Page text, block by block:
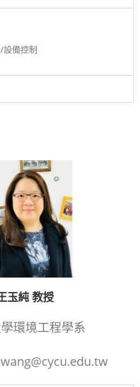
設備控制
玉純 教授
環境工程學系